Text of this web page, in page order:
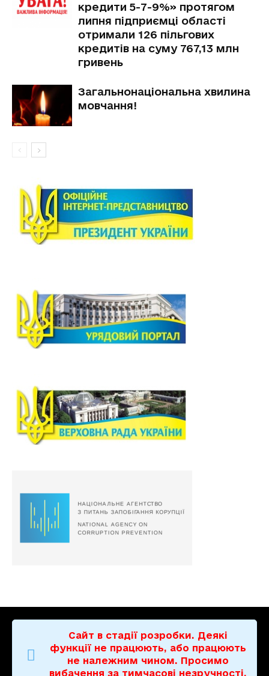
кредити 5-7-9%» протягом
липня підприємці області
отримали 126 пільгових
кредитів на суму 767,13 млн
гривень
Загальнонаціональна хвилина
мовчання!
Сайт в стадії розробки. Деякі
функції не працюють, або працюють
не належним чином. Просимо
вибачення за тимчасові незручності.